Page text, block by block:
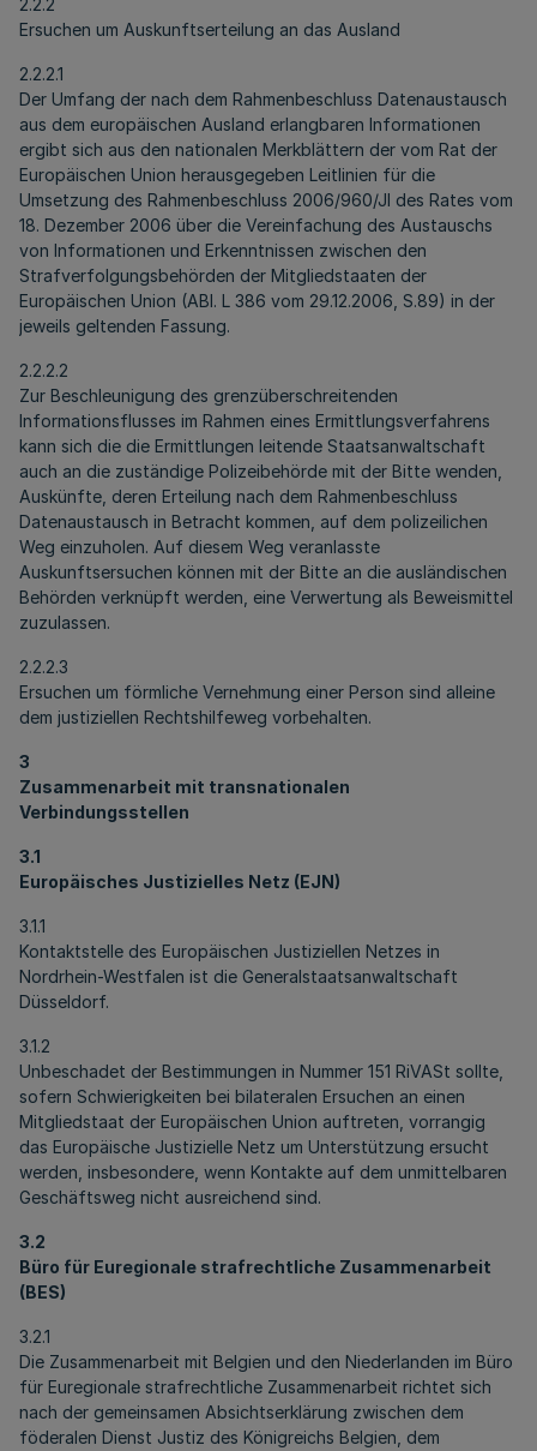
2.2.2
Ersuchen um Auskunftserteilung an das Ausland
2.2.2.1
Der Umfang der nach dem Rahmenbeschluss Datenaustausch
aus dem europäischen Ausland erlangbaren Informationen
ergibt sich aus den nationalen Merkblättern der vom Rat der
Europäischen Union herausgegeben Leitlinien für die
Umsetzung des Rahmenbeschluss 2006/960/JI des Rates vom
18. Dezember 2006 über die Vereinfachung des Austauschs
von Informationen und Erkenntnissen zwischen den
Strafverfolgungsbehörden der Mitgliedstaaten der
Europäischen Union (ABl. L 386 vom 29.12.2006, S.89) in der
jeweils geltenden Fassung.
2.2.2.2
Zur Beschleunigung des grenzüberschreitenden
Informationsflusses im Rahmen eines Ermittlungsverfahrens
kann sich die die Ermittlungen leitende Staatsanwaltschaft
auch an die zuständige Polizeibehörde mit der Bitte wenden,
Auskünfte, deren Erteilung nach dem Rahmenbeschluss
Datenaustausch in Betracht kommen, auf dem polizeilichen
Weg einzuholen. Auf diesem Weg veranlasste
Auskunftsersuchen können mit der Bitte an die ausländischen
Behörden verknüpft werden, eine Verwertung als Beweismittel
zuzulassen.
2.2.2.3
Ersuchen um förmliche Vernehmung einer Person sind alleine
dem justiziellen Rechtshilfeweg vorbehalten.
3
Zusammenarbeit mit transnationalen
Verbindungsstellen
3.1
Europäisches Justizielles Netz (EJN)
3.1.1
Kontaktstelle des Europäischen Justiziellen Netzes in
Nordrhein-Westfalen ist die Generalstaatsanwaltschaft
Düsseldorf.
3.1.2
Unbeschadet der Bestimmungen in Nummer 151 RiVASt sollte,
sofern Schwierigkeiten bei bilateralen Ersuchen an einen
Mitgliedstaat der Europäischen Union auftreten, vorrangig
das Europäische Justizielle Netz um Unterstützung ersucht
werden, insbesondere, wenn Kontakte auf dem unmittelbaren
Geschäftsweg nicht ausreichend sind.
3.2
Büro für Euregionale strafrechtliche Zusammenarbeit
(BES)
3.2.1
Die Zusammenarbeit mit Belgien und den Niederlanden im Büro
für Euregionale strafrechtliche Zusammenarbeit richtet sich
nach der gemeinsamen Absichtserklärung zwischen dem
föderalen Dienst Justiz des Königreichs Belgien, dem